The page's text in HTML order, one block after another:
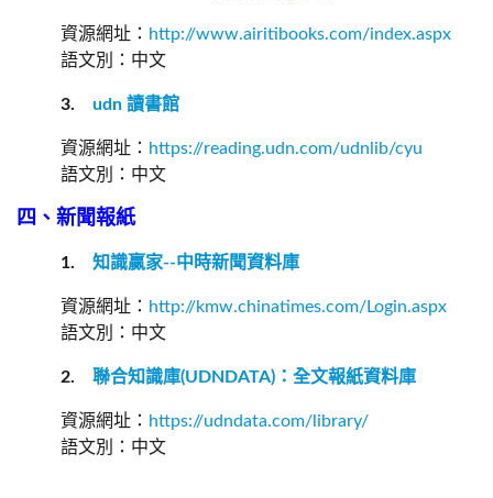
資源網址： http://www.airitibooks.com/index.aspx
語文別：中文
3. udn 讀書館
資源網址： https://reading.udn.com/udnlib/cyu
語文別：中文
四、新聞報紙
1. 知識贏家--中時新聞資料庫
資源網址： http://kmw.chinatimes.com/Login.aspx
語文別：中文
2. 聯合知識庫(UDNDATA) ：全文報紙資料庫
資源網址： https://udndata.com/library/
語文別：中文